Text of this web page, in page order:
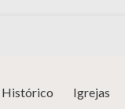
Histórico Igrejas